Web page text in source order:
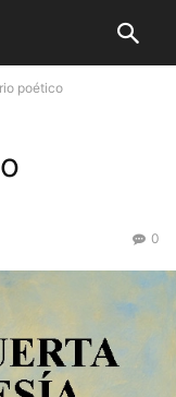
poético
0